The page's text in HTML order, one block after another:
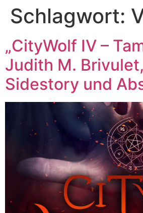
Schlagwort:
„CityWolf IV –
Judith M. Brivulet,
Sidestory und